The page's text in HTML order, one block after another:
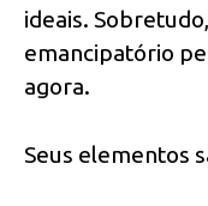
ideais.
emancipatório
agora.
Seus elementos